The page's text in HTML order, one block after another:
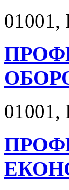
01001,
01001,